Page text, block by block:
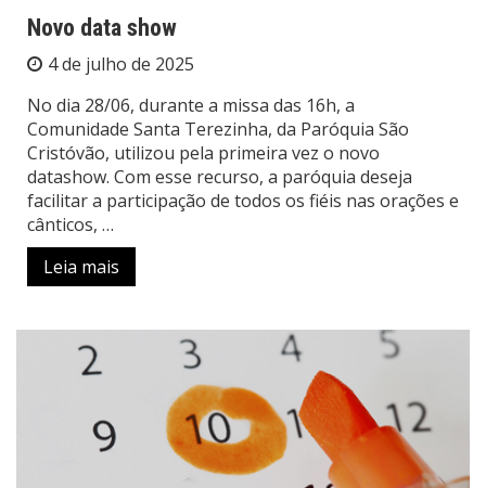
Novo data show
4 de julho de 2025
No dia 28/06, durante a missa das 16h, a
Comunidade Santa Terezinha, da Paróquia São
Cristóvão, utilizou pela primeira vez o novo
datashow. Com esse recurso, a paróquia deseja
facilitar a participação de todos os fiéis nas orações e
cânticos, …
Leia mais